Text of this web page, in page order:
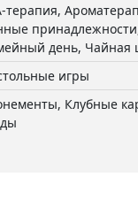
терапия,
день, Чайная
игры
Клубные